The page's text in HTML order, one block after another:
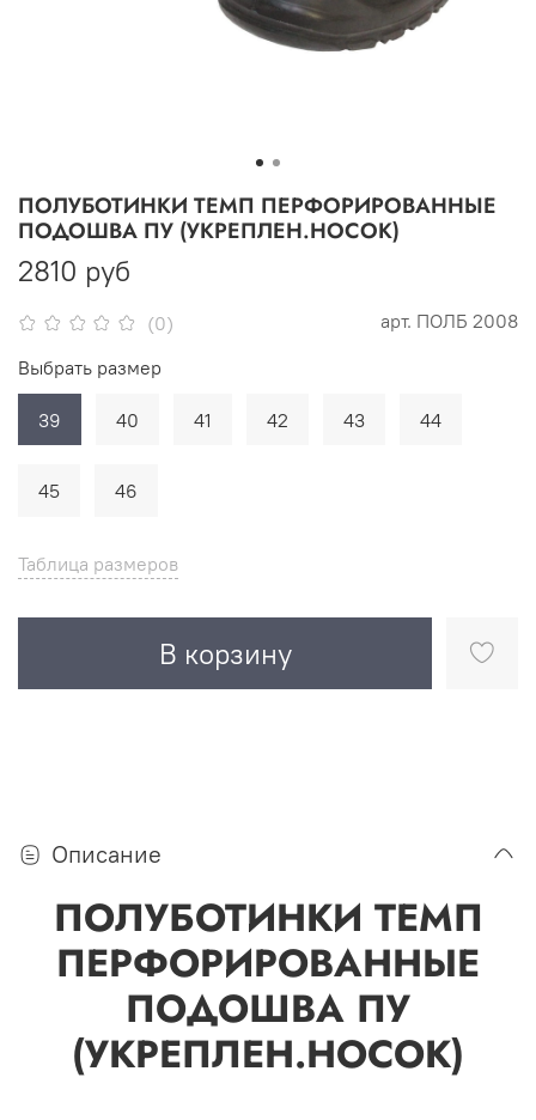
(0) арт. ПОЛБ 2008
ПОЛУБОТИНКИ ТЕМП ПЕРФОРИРОВАННЫЕ
ПОДОШВА ПУ (УКРЕПЛЕН.НОСОК)
2810 руб
Таблица размеров
В корзину
Выбрать размер
39 40 41 42 43 44
45 46
Описание
ПОЛУБОТИНКИ ТЕМП
ПЕРФОРИРОВАННЫЕ
ПОДОШВА ПУ
(УКРЕПЛЕН.НОСОК)